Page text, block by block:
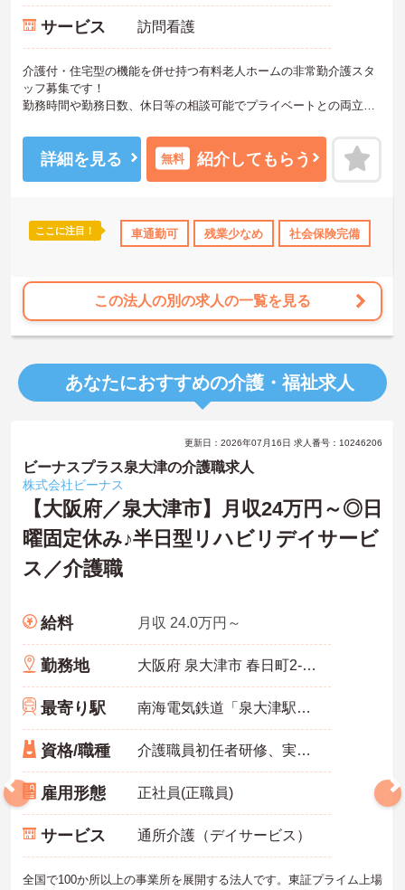
サービス 訪問看護
介護付・住宅型の機能を併せ持つ有料老人ホームの非常勤介護スタ
ッフ募集です！
勤務時間や勤務日数、休日等の相談可能でプライベートとの両立を
ご興味ある方には、面接のポイントなど、さらに詳細をお話致しま
すのでお気軽にご相談ください。
詳細を見る 無料 紹介してもらう
ここに注目！ 車通勤可 残業少なめ 社会保険完備
この法人の別の求人の一覧を見る
あなたにおすすめの介護・福祉求人
更新日：2026年07月16日 求人番号：10246206
ビーナスプラス泉大津の介護職求人
株式会社ビーナス
【大阪府／泉大津市】月収24万円～◎日
曜固定休み♪半日型リハビリデイサービ
ス／介護職
給料 月収 24.0万円～
勤務地 大阪府 泉大津市 春日町2-12
最寄り駅 南海電気鉄道「泉大津駅」徒歩2分
資格/職種 介護職員初任者研修、実務者研修のいずれか
雇用形態 正社員(正職員)
サービス 通所介護（デイサービス）
全国で100か所以上の事業所を展開する法人です。東証プライム上場